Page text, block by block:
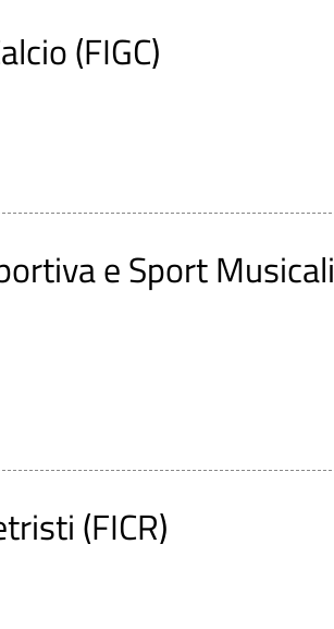
(FIGC)
e Sport Musicali
(FICR)